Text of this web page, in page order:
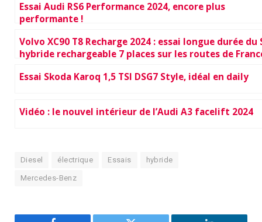
Essai Audi RS6 Performance 2024, encore plus
performante !
Volvo XC90 T8 Recharge 2024 : essai longue durée du
hybride rechargeable 7 places sur les routes de
Essai Skoda Karoq 1,5 TSI DSG7 Style, idéal en daily
Vidéo : le nouvel intérieur de l’Audi A3 facelift 2024
Diesel électrique Essais hybride
Mercedes-Benz